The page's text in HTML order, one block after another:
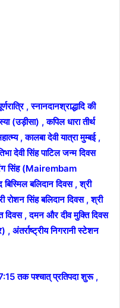
, स्नानदानश्राद्धादि की
(उड़ीसा) , कपिल धारा तीर्थ
, कालबा देवी यात्रा मुम्बई ,
देवी सिंह पाटिल जन्म दिवस
सिंह (Mairembam
बलिदान दिवस , श्री
सिंह बलिदान दिवस , श्री
दिवस , दमन और दीव मुक्ति दिवस
अंतर्राष्ट्रीय निगरानी स्टेशन
तक पश्चात् प्रतिपदा शुरू ,